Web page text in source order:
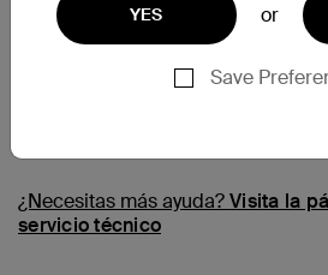
YES or
Save
¿Necesitas más ayuda?Visita la
servicio técnico